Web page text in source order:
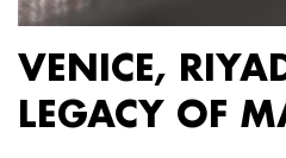
VENICE,
LEGACY OF